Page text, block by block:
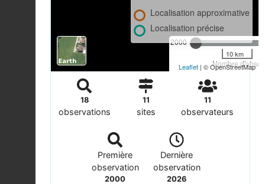
2000
Nombre
Localisation approximative
Localisation précise
10 km
Leaflet | © OpenStreetMap
18
observations
11
sites
11
observateurs
Première
observation
2000
Dernière
observation
2026